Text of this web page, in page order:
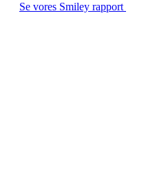
Se vores Smiley rapport